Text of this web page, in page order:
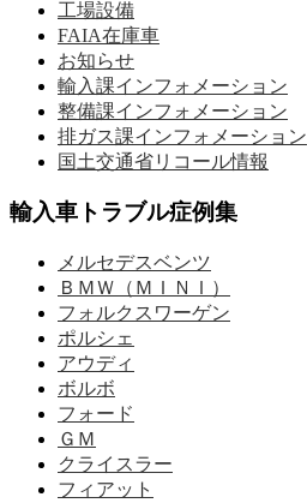
工場設備
FAIA在庫車
お知らせ
輸入課インフォメーション
整備課インフォメーション
排ガス課インフォメーション
国土交通省リコール情報
輸入車トラブル症例集
メルセデスベンツ
ＢＭＷ（ＭＩＮＩ）
フォルクスワーゲン
ポルシェ
アウディ
ボルボ
フォード
ＧＭ
クライスラー
フィアット